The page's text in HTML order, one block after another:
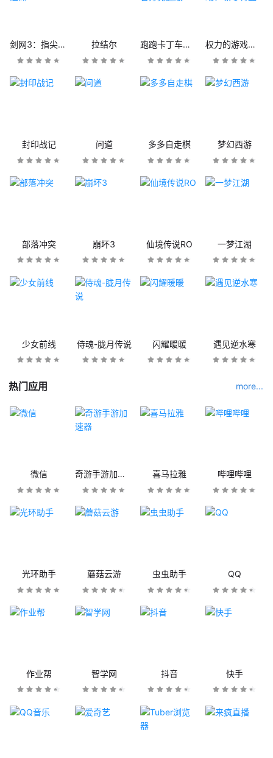
剑网3：指尖江湖 拉结尔 跑跑卡丁车官方竞速版 权力的游戏：凛冬将至
封印战记 问道 多多自走棋 梦幻西游
部落冲突 崩坏3 仙境传说RO 一梦江湖
少女前线 侍魂-胧月传说 闪耀暖暖 遇见逆水寒
热门应用 more...
微信 奇游手游加速器 喜马拉雅 哔哩哔哩
光环助手 蘑菇云游 虫虫助手 QQ
作业帮 智学网 抖音 快手